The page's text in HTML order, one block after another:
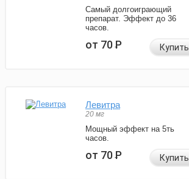
Самый долгоиграющий
препарат. Эффект до 36
часов.
от 70Р Купить
Левитра
20 мг
Мощный эффект на 5ть
часов.
от 70Р Купить